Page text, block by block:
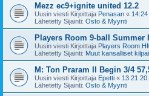
Mezz ec9+ignite united 12.2
Uusin viesti Kirjoittaja Penasan «
Lähetetty Sijainti: Osto & Myynti
Players Room 9-ball Summer
Uusin viesti Kirjoittaja Players Room
Lähetetty Sijainti: Muut kansalliset
M: Ton Praram II Begin 3/4
Uusin viesti Kirjoittaja Epetti « 13:21
Lähetetty Sijainti: Osto & Myynti